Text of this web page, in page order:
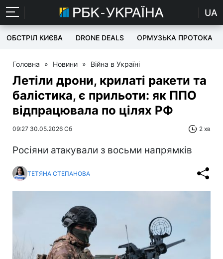
UA
ОБСТРІЛ КИЄВА DRONE DEALS ОРМУЗЬКА ПРОТОКА
Головна » Новини » Війна в Україні
Летіли дрони, крилаті ракети та
балістика, є прильоти: як ППО
відпрацювала по цілях РФ
09:27 30.05.2026 Сб 2 хв
Росіяни атакували з восьми напрямків
ТЕТЯНА СТЕПАНОВА